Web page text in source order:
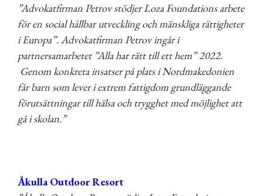
”Advokatfirman Petrov stödjer Loza Foundations arbete
för en social hållbar utveckling och mänskliga rättigheter
i Europa”. Advokatfirman Petrov ingår i
partnersamarbetet ”Alla har rätt till ett hem” 2022.
Genom konkreta insatser på plats i Nordmakedonien
får barn som lever i extrem fattigdom grundläggande
förutsättningar till hälsa och trygghet med möjlighet att
gå i skolan.”
Åkulla Outdoor Resort